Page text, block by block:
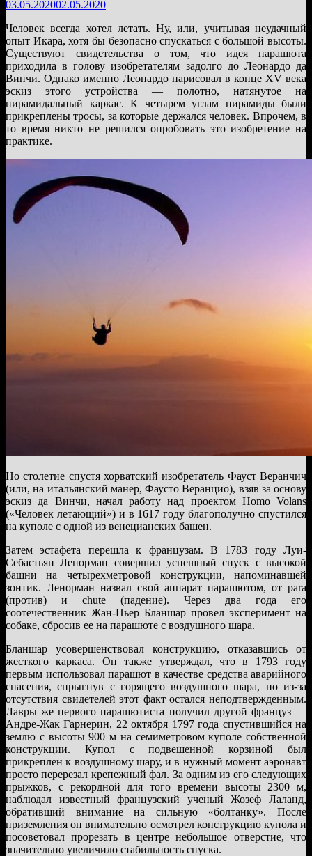
03.05.202002.05.2020
Человек всегда хотел летать. Ну, или, учитывая неудачный
опыт Икара, хотя бы безопасно спускаться с большой высоты.
Существуют свидетельства о том, что идея парашюта
приходила в голову изобретателям задолго до Леонардо да
Винчи. Однако именно Леонардо нарисовал в конце XV века
эскиз этого устройства — полотно, натянутое на
пирамидальный каркас. К четырем углам пирамиды были
прикреплены тросы, за которые держался человек. Впрочем, в
то время никто не решился опробовать это изобретение на
практике.
Но столетие спустя хорватский изобретатель Фауст Веранчич
(или, на итальянский манер, Фаусто Веранцио), взяв за основу
эскиз да Винчи, начал работу над проектом Homo Volans
(«Человек летающий») и в 1617 году благополучно спустился
на куполе с одной из венецианских башен.
Затем эстафета перешла к французам. В 1783 году Луи-
Себастьян Ленорман совершил успешный спуск с высокой
башни на четырехметровой конструкции, напоминавшей
зонтик. Ленорман назвал свой аппарат парашютом, от para
(против) и chute (падение). Через два года его
соотечественник Жан-Пьер Бланшар провел эксперимент на
собаке, сбросив ее на парашюте с воздушного шара.
Бланшар усовершенствовал конструкцию, отказавшись от
жесткого каркаса. Он также утверждал, что в 1793 году
первым использовал парашют в качестве средства аварийного
спасения, спрыгнув с горящего воздушного шара, но из-за
отсутствия свидетелей этот факт остался неподтвержденным.
Лавры же первого парашютиста получил другой француз —
Андре-Жак Гарнерин, 22 октября 1797 года спустившийся на
землю с высоты 900 м на семиметровом куполе собственной
конструкции. Купол с подвешенной корзиной был
прикреплен к воздушному шару, и в нужный момент аэронавт
просто перерезал крепежный фал. За одним из его следующих
прыжков, с рекордной для того времени высоты 2300 м,
наблюдал известный французский ученый Жозеф Лаланд,
обративший внимание на сильную «болтанку». После
приземления он внимательно осмотрел конструкцию купола и
посоветовал прорезать в центре небольшое отверстие, что
значительно увеличило стабильность спуска.